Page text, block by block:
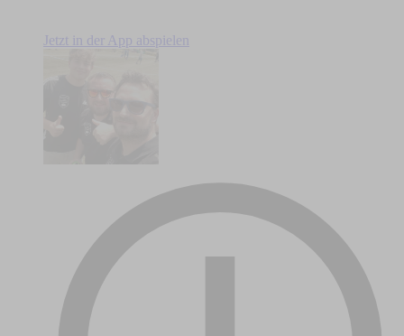
Jetzt in der App abspielen